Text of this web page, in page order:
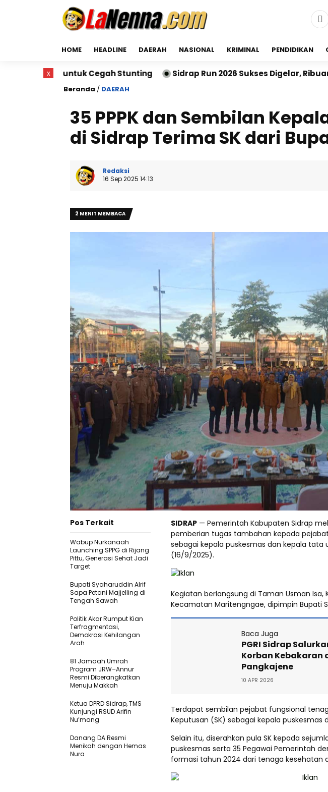
HOME HEADLINE DAERAH NASIONAL KRIMINAL PENDIDIKAN
Cegah Stunting Sidrap Run 2026 Sukses Digelar, Ribuan Peserta
Beranda / DAERAH
35 PPPK dan Sembilan
di Sidrap Terima SK dari
Redaksi
16 Sep 2025 14:13
2 MENIT MEMBACA
SIDRAP — Pemerintah Kabupaten Sidrap
pemberian tugas tambahan kepada
sebagai kepala puskesmas dan kepala tata
(16/9/2025).
Kegiatan berlangsung di Taman Usman Isa,
Kecamatan Maritengngae, dipimpin Bupati
Baca Juga
PGRI Sidrap
Korban Kebakaran
Pangkajene
10 APR 2026
Terdapat sembilan pejabat fungsional
Keputusan (SK) sebagai kepala puskesmas
Selain itu, diserahkan pula SK kepada
puskesmas serta 35 Pegawai Pemerintah
formasi tahun 2024 dari tenaga kesehatan
Pos Terkait
Wabup Nurkanaah
Launching SPPG di Rijang
Pittu, Generasi Sehat Jadi
Target
Bupati Syaharuddin Alrif
Sapa Petani Majjelling di
Tengah Sawah
Politik Akar Rumput Kian
Terfragmentasi,
Demokrasi Kehilangan
Arah
81 Jamaah Umrah
Program JRW–Annur
Resmi Diberangkatkan
Menuju Makkah
Ketua DPRD Sidrap, TMS
Kunjungi RSUD Arifin
Nu’mang
Danang DA Resmi
Menikah dengan Hemas
Nura
x